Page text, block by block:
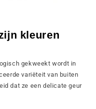
kleuren
gekweekt wordt in
variëteit van buiten
dat ze een delicate geur